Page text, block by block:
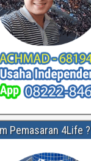
Pemasaran 4Life ?